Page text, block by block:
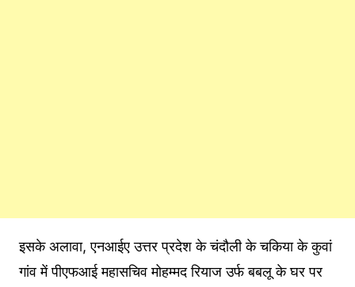
इसके अलावा, एनआईए उत्तर प्रदेश के चंदौली के चकिया के कुवां
गांव में पीएफआई महासचिव मोहम्मद रियाज उर्फ ​​बबलू के घर पर